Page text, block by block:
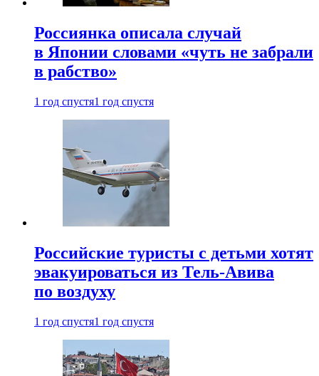
Россиянка описала случай
в Японии словами «чуть не забрали
в рабство»
1 год спустя1 год спустя
Российские туристы с детьми хотят
эвакуироваться из Тель-Авива
по воздуху
1 год спустя1 год спустя